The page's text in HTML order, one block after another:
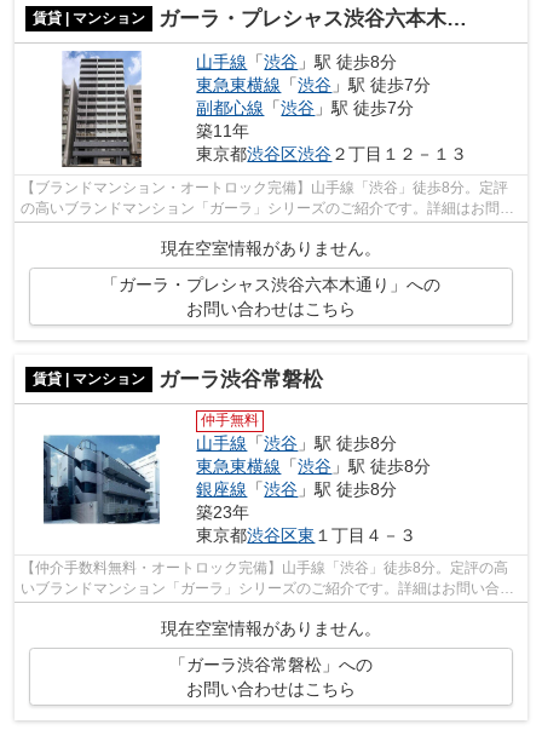
賃貸 | マンション ガーラ・プレシャス渋谷六本木通り
山手線 「渋谷 」駅 徒歩8分
東急東横線 「渋谷 」駅 徒歩7分
副都心線 「渋谷 」駅 徒歩7分
築11年
東京都渋谷区渋谷２丁目１２－１３
【ブランドマンション・オートロック完備】山手線「渋谷」徒歩8分。定評
の高いブランドマンション「ガーラ」シリーズのご紹介です。詳細はお問い
合わせください。
現在空室情報がありません。
「ガーラ・プレシャス渋谷六本木通り」への
お問い合わせはこちら
賃貸 | マンション ガーラ渋谷常磐松
仲手無料
山手線 「渋谷 」駅 徒歩8分
東急東横線 「渋谷 」駅 徒歩8分
銀座線 「渋谷 」駅 徒歩8分
築23年
東京都渋谷区東 １丁目４－３
【仲介手数料無料・オートロック完備】山手線「渋谷」徒歩8分。定評の高
いブランドマンション「ガーラ」シリーズのご紹介です。詳細はお問い合わ
現在空室情報がありません。
「ガーラ渋谷常磐松」への
お問い合わせはこちら